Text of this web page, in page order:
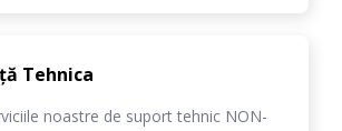
Tehnica
noastre de suport tehnic NON-